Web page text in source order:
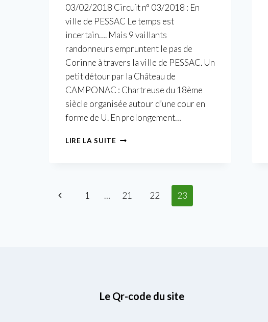
03/02/2018 Circuit n° 03/2018 : En
ville de PESSAC Le temps est
incertain…. Mais 9 vaillants
randonneurs empruntent le pas de
Corinne à travers la ville de PESSAC. Un
petit détour par la Château de
CAMPONAC : Chartreuse du 18ème
siècle organisée autour d’une cour en
forme de U. En prolongement…
LIRE LA SUITE03
Navigation
Page
1 … 21 22 23
Le Qr-code du site